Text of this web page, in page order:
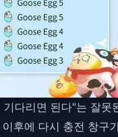
다리면 된다"는 잘못
후에 다시 충전 창구